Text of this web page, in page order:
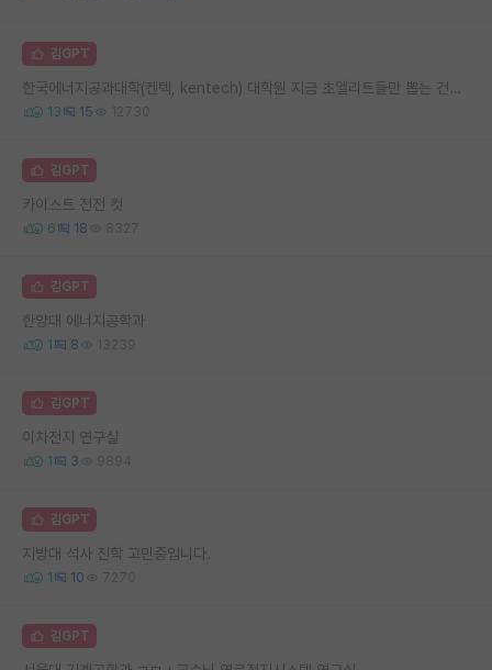
김GPT
한국에너지공과대학(켄텍, kentech) 대학원 지금 초엘리트들만 뽑는 건가요?
13 15 12730
김GPT
카이스트 전전 컷
6 18 8327
김GPT
한양대 에너지공학과
1 8 13239
김GPT
이차전지 연구실
1 3 9894
김GPT
지방대 석사 진학 고민중입니다.
1 10 7270
김GPT